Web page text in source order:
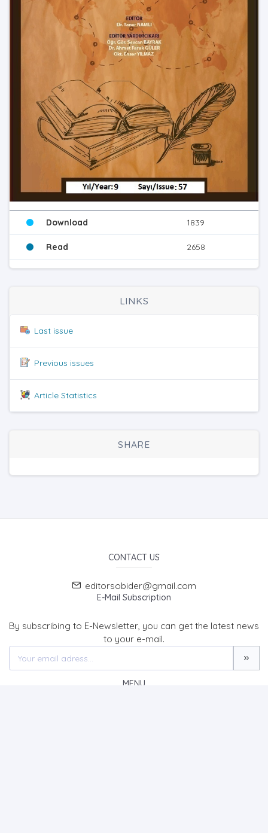
Download 1839
Read 2658
LINKS
Last issue
Previous issues
Article Statistics
SHARE
CONTACT US
editorsobider@gmail.com
E-Mail Subscription
By subscribing to E-Newsletter, you can get the latest news
to your e-mail.
MENU